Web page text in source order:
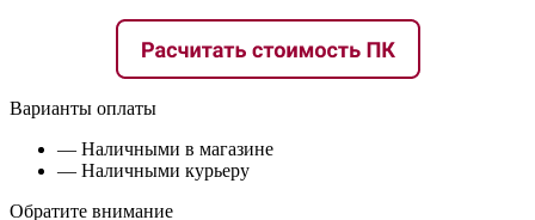
Варианты оплаты
— Наличными в магазине
— Наличными курьеру
Обратите внимание